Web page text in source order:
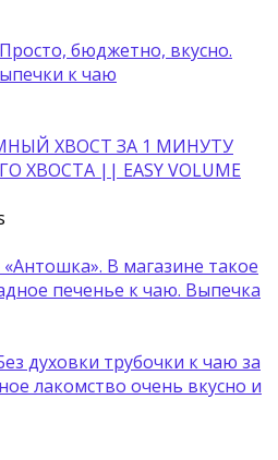
бюджетно, вкусно.
к чаю
ХВОСТ ЗА 1 МИНУТУ
ХВОСТА || EASY VOLUME
В магазине такое
печенье к чаю. Выпечка
духовки трубочки к чаю за
лакомство очень вкусно и